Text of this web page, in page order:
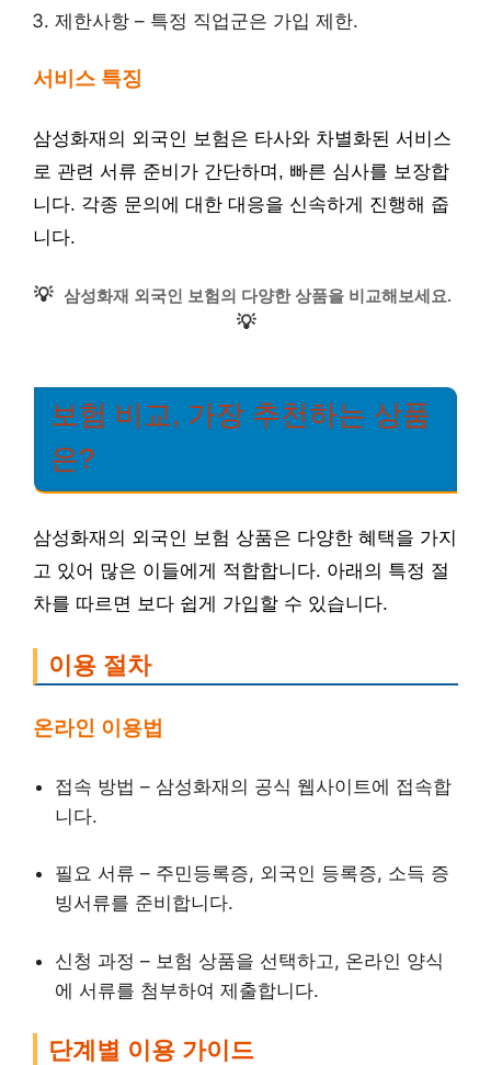
제한사항 – 특정 직업군은 가입 제한.
서비스 특징
삼성화재의 외국인 보험은 타사와 차별화된 서비스
로 관련 서류 준비가 간단하며, 빠른 심사를 보장합
니다. 각종 문의에 대한 대응을 신속하게 진행해 줍
니다.
💡 삼성화재 외국인 보험의 다양한 상품을 비교해보세요.
💡
보험 비교, 가장 추천하는 상품
은?
삼성화재의 외국인 보험 상품은 다양한 혜택을 가지
고 있어 많은 이들에게 적합합니다. 아래의 특정 절
차를 따르면 보다 쉽게 가입할 수 있습니다.
이용 절차
온라인 이용법
접속 방법 – 삼성화재의 공식 웹사이트에 접속합
니다.
필요 서류 – 주민등록증, 외국인 등록증, 소득 증
빙서류를 준비합니다.
신청 과정 – 보험 상품을 선택하고, 온라인 양식
에 서류를 첨부하여 제출합니다.
단계별 이용 가이드